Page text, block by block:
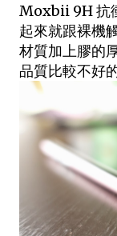
Moxbii 9H 抗
起來就跟裸機
材質加上膠的
品質比較不好